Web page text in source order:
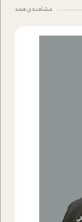
مشاهده ی همه